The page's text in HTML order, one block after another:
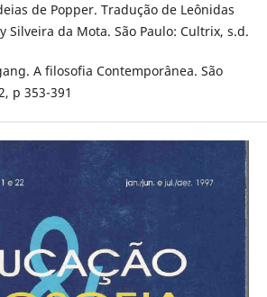
de Popper. Tradução de Leônidas
Silveira da Mota. São Paulo: Cultrix, s.d.
A filosofia Contemporânea. São
p 353-391